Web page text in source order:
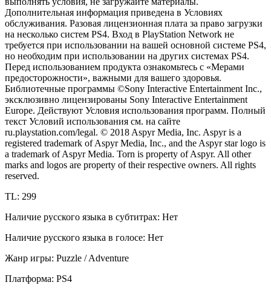
Дополнительная информация приведена в Условиях
обслуживания. Разовая лицензионная плата за право загрузки
на несколько систем PS4. Вход в PlayStation Network не
требуется при использовании на вашей основной системе PS4,
но необходим при использовании на других системах PS4.
Перед использованием продукта ознакомьтесь с «Мерами
предосторожности», важными для вашего здоровья.
Библиотечные программы ©Sony Interactive Entertainment Inc.,
эксклюзивно лицензированы Sony Interactive Entertainment
Europe. Действуют Условия использования программ. Полный
текст Условий использования см. на сайте
ru.playstation.com/legal. © 2018 Aspyr Media, Inc. Aspyr is a
registered trademark of Aspyr Media, Inc., and the Aspyr star logo is
a trademark of Aspyr Media. Torn is property of Aspyr. All other
marks and logos are property of their respective owners. All rights
reserved.
TL: 299
Наличие русского языка в субтитрах: Нет
Наличие русского языка в голосе: Нет
Жанр игры: Puzzle / Adventure
Платформа: PS4